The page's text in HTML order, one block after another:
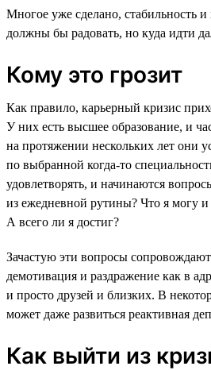
Многое уже сделано, стабильность
должны бы радовать, но куда идти
Кому это грозит
Как правило, карьерный кризис
У них есть высшее образование, и
на протяжении нескольких лет они
по выбранной когда-то
удовлетворять, и начинаются
из ежедневной рутины? Что я могу и
А всего ли я достиг?
Зачастую эти вопросы
демотивация и раздражение как в
и просто друзей и близких. В
может даже развиться реактивная
Как выйти из